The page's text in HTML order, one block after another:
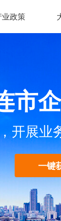
政策
市
开展业
一键